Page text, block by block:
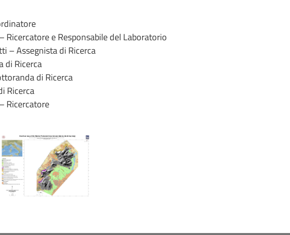
Ricercatore e Responsabile del Laboratorio
– Assegnista di Ricerca
di Ricerca
di Ricerca
Ricerca
Ricercatore